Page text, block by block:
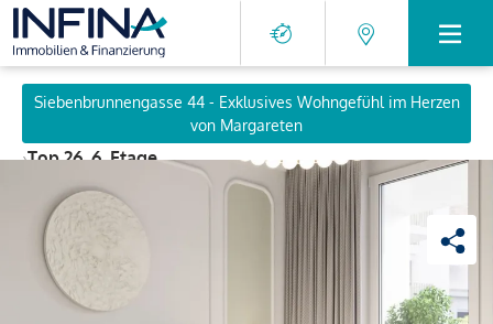
Siebenbrunnengasse 44 - Exklusives Wohngefühl im Herzen
von Margareten
›Top 26, 6. Etage